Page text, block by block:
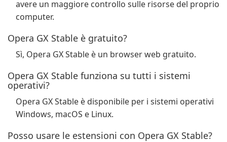
avere un maggiore controllo sulle risorse del proprio
computer.
Opera GX Stable è gratuito?
Sì, Opera GX Stable è un browser web gratuito.
Opera GX Stable funziona su tutti i sistemi
operativi?
Opera GX Stable è disponibile per i sistemi operativi
Windows, macOS e Linux.
Posso usare le estensioni con Opera GX Stable?